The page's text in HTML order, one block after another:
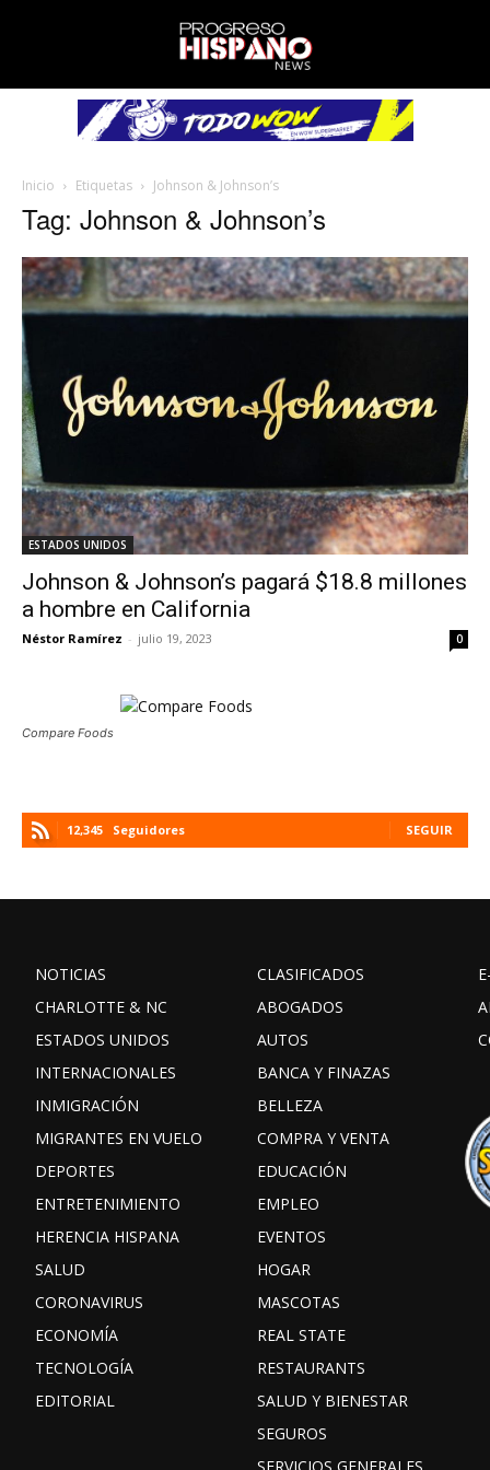
Inicio Etiquetas Johnson & Johnson’s
Tag: Johnson & Johnson’s
ESTADOS UNIDOS
Johnson & Johnson’s pagará $18.8 millones
a hombre en California
Néstor Ramírez - julio 19, 2023 0
Compare Foods
12,345 Seguidores SEGUIR
NOTICIAS
CHARLOTTE & NC
ESTADOS UNIDOS
INTERNACIONALES
INMIGRACIÓN
MIGRANTES EN VUELO
DEPORTES
ENTRETENIMIENTO
HERENCIA HISPANA
SALUD
CORONAVIRUS
ECONOMÍA
TECNOLOGÍA
EDITORIAL
CLASIFICADOS
ABOGADOS
AUTOS
BANCA Y FINAZAS
BELLEZA
COMPRA Y VENTA
EDUCACIÓN
EMPLEO
EVENTOS
HOGAR
MASCOTAS
REAL STATE
RESTAURANTS
SALUD Y BIENESTAR
SEGUROS